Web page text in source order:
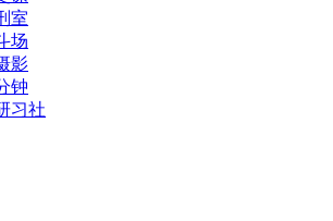
室
场
影
钟
习社